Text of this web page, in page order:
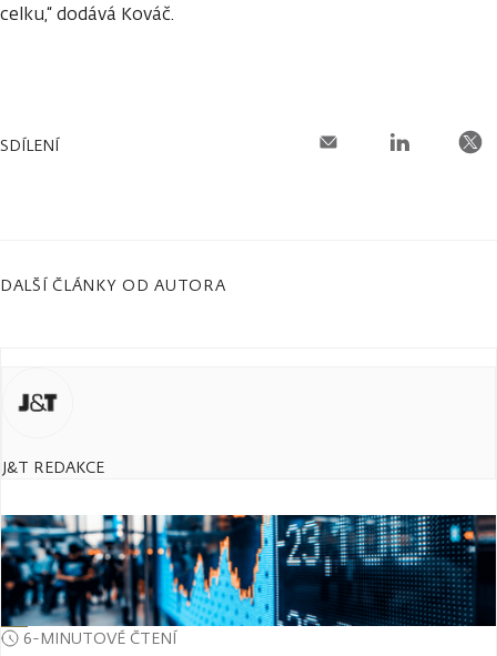
celku,“ dodává Kováč.
SDÍLENÍ
DALŠÍ ČLÁNKY OD AUTORA
J&T REDAKCE
6-MINUTOVÉ ČTENÍ